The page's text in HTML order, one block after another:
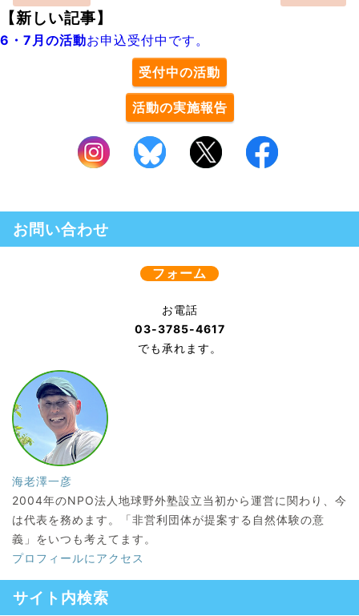
【新しい記事】
6・7月の活動お申込受付中です。
受付中の活動
活動の実施報告
お問い合わせ
フォーム
お電話
03-3785-4617
でも承れます。
海老澤一彦
2004年のNPO法人地球野外塾設立当初から運営に関わり、今
は代表を務めます。「非営利団体が提案する自然体験の意
義」をいつも考えてます。
プロフィールにアクセス
サイト内検索